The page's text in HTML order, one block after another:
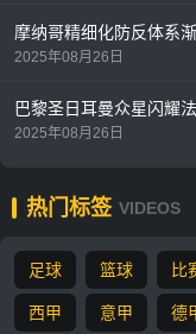
摩纳哥精细化防反体系
2025年08月26日
巴黎圣日耳曼众星闪耀
2025年08月26日
热门标签 VIDEOS
足球 篮球 比
西甲 意甲 德